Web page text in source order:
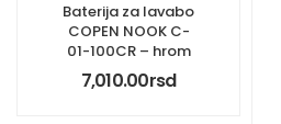
Baterija za lavabo
COPEN NOOK C-
01-100CR – hrom
7,010.00rsd